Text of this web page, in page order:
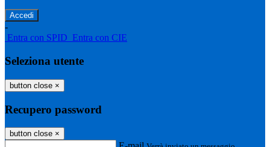
-
Entra con SPID Entra con CIE
Seleziona utente
button close ×
Recupero password
button close ×